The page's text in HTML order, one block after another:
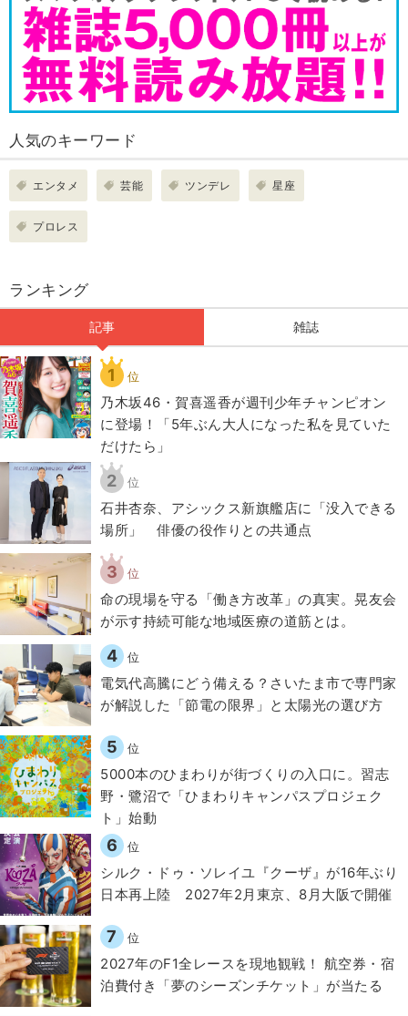
人気のキーワード
エンタメ 芸能 ツンデレ 星座
プロレス
ランキング
記事 雑誌
1 位
乃木坂46・賀喜遥香が週刊少年チャンピオン
に登場！「5年ぶん大人になった私を見ていた
だけたら」
2 位
石井杏奈、アシックス新旗艦店に「没入できる
場所」 俳優の役作りとの共通点
3 位
​命の現場を守る「働き方改革」の真実。晃友会
が示す持続可能な地域医療の道筋とは。
4 位
電気代高騰にどう備える？さいたま市で専門家
が解説した「節電の限界」と太陽光の選び方
5 位
5000本のひまわりが街づくりの入口に。習志
野・鷺沼で「ひまわりキャンパスプロジェク
ト」始動
6 位
シルク・ドゥ・ソレイユ『クーザ』が16年ぶり
日本再上陸 2027年2月東京、8月大阪で開催
7 位
2027年のF1全レースを現地観戦！ 航空券・宿
泊費付き「夢のシーズンチケット」が当たる